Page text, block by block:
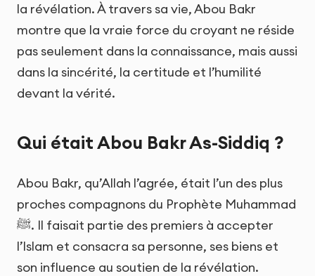
la révélation. À travers sa vie, Abou Bakr
montre que la vraie force du croyant ne réside
pas seulement dans la connaissance, mais aussi
dans la sincérité, la certitude et l’humilité
devant la vérité.
Qui était Abou Bakr As-Siddiq ?
Abou Bakr, qu’Allah l’agrée, était l’un des plus
proches compagnons du Prophète Muhammad
ﷺ. Il faisait partie des premiers à accepter
l’Islam et consacra sa personne, ses biens et
son influence au soutien de la révélation.